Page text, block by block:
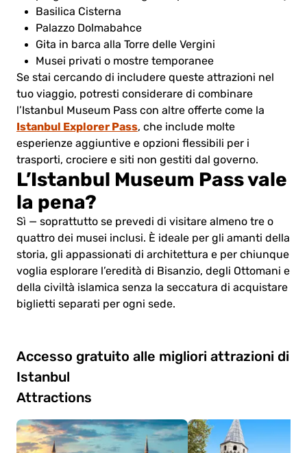
Basilica Cisterna
Palazzo Dolmabahce
Gita in barca alla Torre delle Vergini
Musei privati o mostre temporanee
Se stai cercando di includere queste attrazioni nel
tuo viaggio, potresti considerare di combinare
l’Istanbul Museum Pass con altre offerte come la
Istanbul Explorer Pass, che include molte
esperienze aggiuntive e opzioni flessibili per i
trasporti, crociere e siti non gestiti dal governo.
L’Istanbul Museum Pass vale
la pena?
Sì — soprattutto se prevedi di visitare almeno tre o
quattro dei musei inclusi. È ideale per gli amanti della
storia, gli appassionati di architettura e per chiunque
voglia esplorare l’eredità di Bisanzio, degli Ottomani e
della civiltà islamica senza la seccatura di acquistare
biglietti separati per ogni sede.
Accesso gratuito alle migliori attrazioni di
Istanbul
Attractions